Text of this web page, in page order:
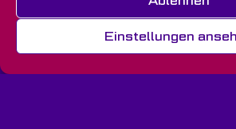
Einstellungen